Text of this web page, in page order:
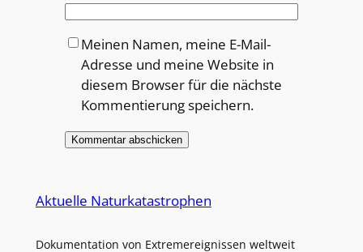
Meinen Namen, meine E-Mail-
Adresse und meine Website in
diesem Browser für die nächste
Kommentierung speichern.
Aktuelle Naturkatastrophen
Dokumentation von Extremereignissen weltweit